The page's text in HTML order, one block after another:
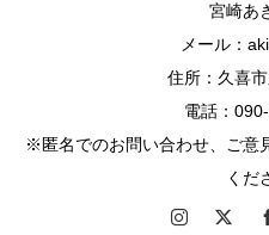
宮崎あ
メール：
住所：久喜
電話：
※匿名でのお問い合わせ、ご意
くだ